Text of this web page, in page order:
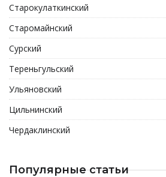
Старокулаткинский
Старомайнский
Сурский
Тереньгульский
Ульяновский
Цильнинский
Чердаклинский
Популярные статьи